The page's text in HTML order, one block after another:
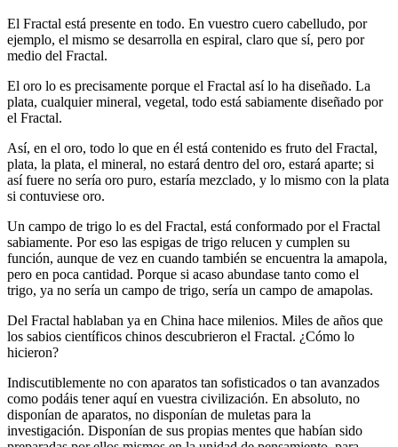
El Fractal está presente en todo. En vuestro cuero cabelludo, por
ejemplo, el mismo se desarrolla en espiral, claro que sí, pero por
medio del Fractal.
El oro lo es precisamente porque el Fractal así lo ha diseñado. La
plata, cualquier mineral, vegetal, todo está sabiamente diseñado por
el Fractal.
Así, en el oro, todo lo que en él está contenido es fruto del Fractal,
plata, la plata, el mineral, no estará dentro del oro, estará aparte; si
así fuere no sería oro puro, estaría mezclado, y lo mismo con la plata
si contuviese oro.
Un campo de trigo lo es del Fractal, está conformado por el Fractal
sabiamente. Por eso las espigas de trigo relucen y cumplen su
función, aunque de vez en cuando también se encuentra la amapola,
pero en poca cantidad. Porque si acaso abundase tanto como el
trigo, ya no sería un campo de trigo, sería un campo de amapolas.
Del Fractal hablaban ya en China hace milenios. Miles de años que
los sabios científicos chinos descubrieron el Fractal. ¿Cómo lo
hicieron?
Indiscutiblemente no con aparatos tan sofisticados o tan avanzados
como podáis tener aquí en vuestra civilización. En absoluto, no
disponían de aparatos, no disponían de muletas para la
investigación. Disponían de sus propias mentes que habían sido